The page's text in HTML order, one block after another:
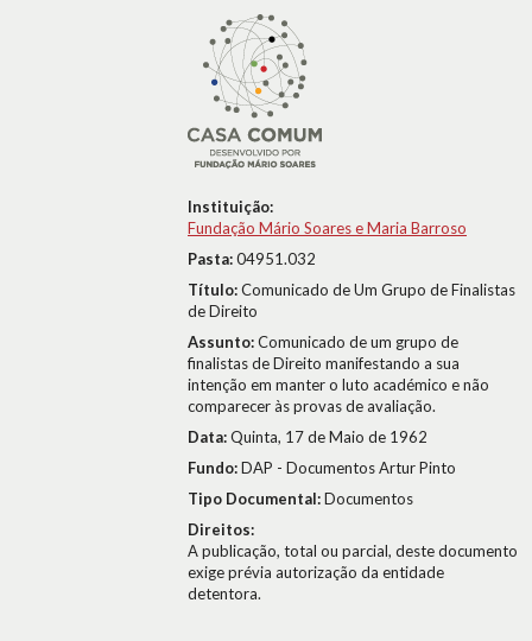
Instituição:
Fundação Mário Soares e Maria Barroso
Pasta:04951.032
Título:Comunicado de Um Grupo de Finalistas
de Direito
Assunto:Comunicado de um grupo de
finalistas de Direito manifestando a sua
intenção em manter o luto académico e não
comparecer às provas de avaliação.
Data:Quinta, 17 de Maio de 1962
Fundo:DAP - Documentos Artur Pinto
Tipo Documental:Documentos
Direitos:
A publicação, total ou parcial, deste documento
exige prévia autorização da entidade
detentora.